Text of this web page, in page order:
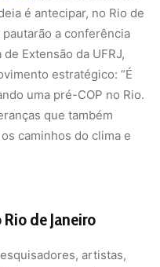
é antecipar, no Rio de
a conferência
Extensão da UFRJ,
estratégico: “É
uma pré-COP no Rio.
que também
caminhos do clima e
de Janeiro
artistas,